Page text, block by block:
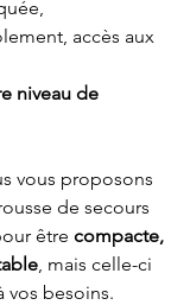
accès aux
niveau de
vous proposons
de secours
être compacte,
, mais celle-ci
vos besoins.